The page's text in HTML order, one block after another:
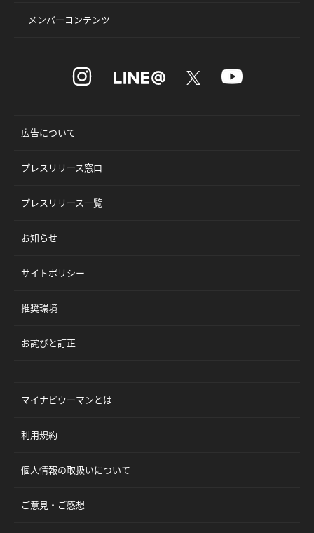
メンバーコンテンツ
広告について
プレスリリース窓口
プレスリリース一覧
お知らせ
サイトポリシー
推奨環境
お詫びと訂正
マイナビウーマンとは
利用規約
個人情報の取扱いについて
ご意見・ご感想